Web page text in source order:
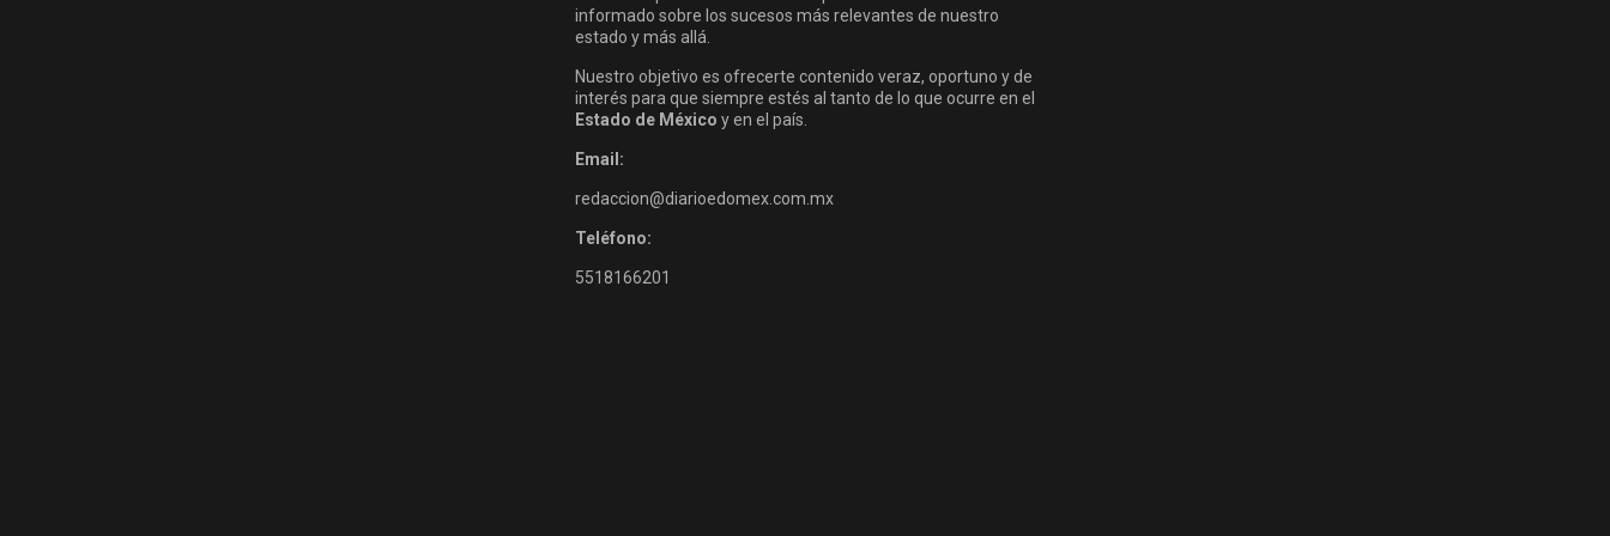
informado sobre los sucesos más relevantes de nuestro
estado y más allá.
Nuestro objetivo es ofrecerte contenido veraz, oportuno y de
interés para que siempre estés al tanto de lo que ocurre en el
Estado de México y en el país.
Email:
redaccion@diarioedomex.com.mx
Teléfono:
5518166201